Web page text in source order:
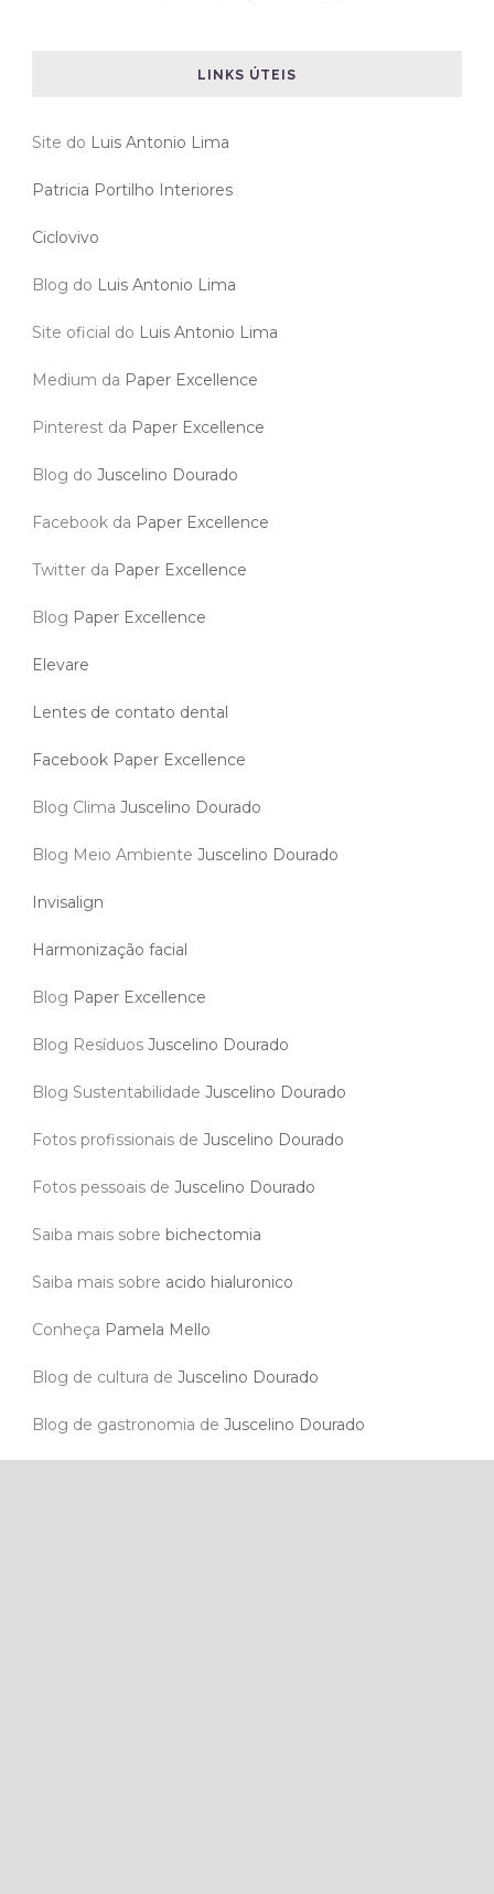
LINKS ÚTEIS
Site do Luis Antonio Lima
Patricia Portilho Interiores
Ciclovivo
Blog do Luis Antonio Lima
Site oficial do Luis Antonio Lima
Medium da Paper Excellence
Pinterest da Paper Excellence
Blog do Juscelino Dourado
Facebook da Paper Excellence
Twitter da Paper Excellence
Blog Paper Excellence
Elevare
Lentes de contato dental
Facebook Paper Excellence
Blog Clima Juscelino Dourado
Blog Meio Ambiente Juscelino Dourado
Invisalign
Harmonização facial
Blog Paper Excellence
Blog Resíduos Juscelino Dourado
Blog Sustentabilidade Juscelino Dourado
Fotos profissionais de Juscelino Dourado
Fotos pessoais de Juscelino Dourado
Saiba mais sobre bichectomia
Saiba mais sobre acido hialuronico
Conheça Pamela Mello
Blog de cultura de Juscelino Dourado
Blog de gastronomia de Juscelino Dourado